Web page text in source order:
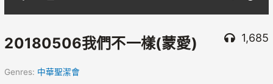
20180506我們不一樣(蒙愛) 1,685
Genres: 中華聖潔會